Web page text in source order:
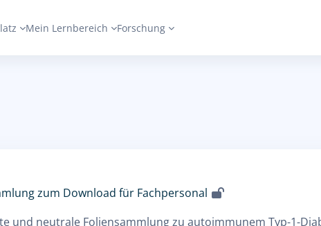
Mein Lernbereich Forschung
zum Download für Fachpersonal
und neutrale Foliensammlung zu autoimmunem Typ-1-